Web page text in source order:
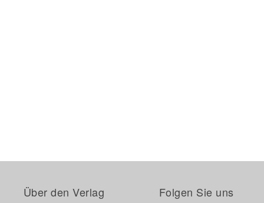
Über den Verlag Folgen Sie uns